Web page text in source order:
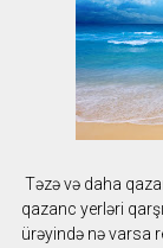
Təzə və daha
qazanc yerləri
ürəyində nə varsa